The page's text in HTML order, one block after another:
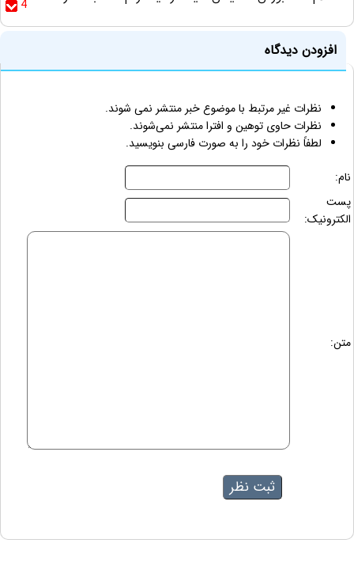
4
افزودن دیدگاه
نظرات غیر مرتبط با موضوع خبر منتشر نمی شوند.
نظرات حاوی توهین و افترا منتشر نمی‌شوند.
لطفاً نظرات خود را به صورت فارسی بنویسید.
نام:
پست
الکترونیک:
متن: